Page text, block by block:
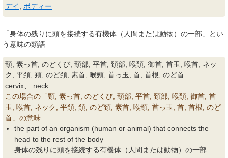
デイ
ボディー
「身体の残りに頭を接続する有機体（人間または動物）の一部」とい
う意味の類語
頸, 素っ首, のどくび, 頸部, 平首, 頚部, 喉頚, 御首, 首玉, 喉首, ネッ
ク, 平頚, 頚, のど頚, 素首, 喉頸, 首っ玉, 首, 首根, のど首
cervix、 neck
この場合の「頸, 素っ首, のどくび, 頸部, 平首, 頚部, 喉頚, 御首, 首
玉, 喉首, ネック, 平頚, 頚, のど頚, 素首, 喉頸, 首っ玉, 首, 首根, のど
首」の意味
the part of an organism (human or animal) that connects the
head to the rest of the body
身体の残りに頭を接続する有機体（人間または動物）の一部